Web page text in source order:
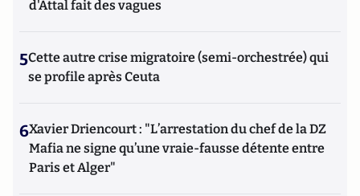
d'Attal fait des vagues
5Cette autre crise migratoire (semi-orchestrée) qui
se profile après Ceuta
6Xavier Driencourt : "L’arrestation du chef de la DZ
Mafia ne signe qu’une vraie-fausse détente entre
Paris et Alger"